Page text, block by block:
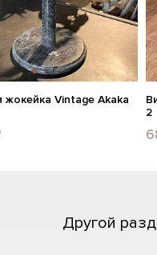
жокейка Vintage Akaka
2
Другой